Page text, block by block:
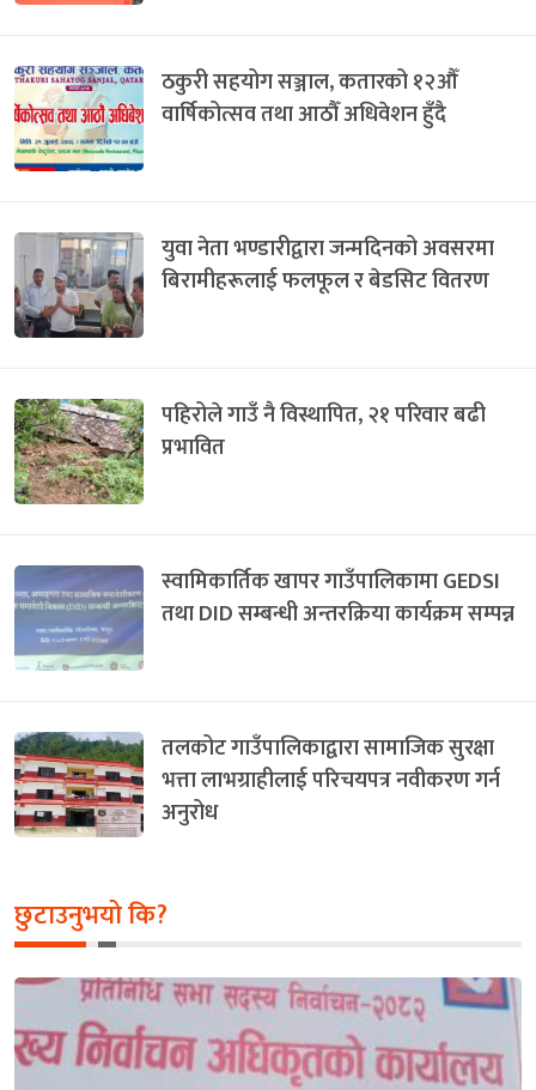
ठकुरी सहयोग सञ्जाल, कतारको १२औँ
वार्षिकोत्सव तथा आठौँ अधिवेशन हुँदै
युवा नेता भण्डारीद्वारा जन्मदिनको अवसरमा
बिरामीहरूलाई फलफूल र बेडसिट वितरण
पहिरोले गाउँ नै विस्थापित, २१ परिवार बढी
प्रभावित
स्वामिकार्तिक खापर गाउँपालिकामा GEDSI
तथा DID सम्बन्धी अन्तरक्रिया कार्यक्रम सम्पन्न
तलकोट गाउँपालिकाद्वारा सामाजिक सुरक्षा
भत्ता लाभग्राहीलाई परिचयपत्र नवीकरण गर्न
अनुरोध
छुटाउनुभयो कि?